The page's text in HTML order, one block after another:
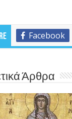
Facebook
Άρθρα